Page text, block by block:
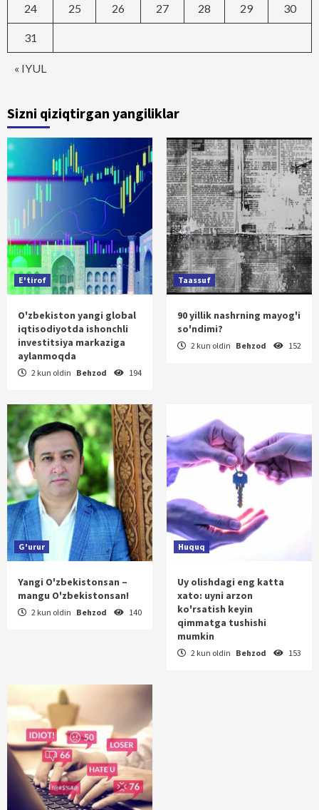
« IYUL
24 25 26 27 28 29 30
31
Sizni qiziqtirgan yangiliklar
E'tirof
O'zbekiston yangi global
iqtisodiyotda ishonchli
investitsiya markaziga
aylanmoqda
2 kun oldin Behzod 194
Taassuf
90 yillik nashrning mayog'i
so'ndimi?
2 kun oldin Behzod 152
G'urur
Yangi O'zbekistonsan –
mangu O'zbekistonsan!
2 kun oldin Behzod 140
Huquq
Uy olishdagi eng katta
xato: uyni arzon
ko'rsatish keyin
qimmatga tushishi
mumkin
2 kun oldin Behzod 153